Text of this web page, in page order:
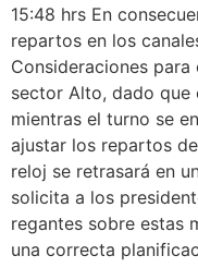
15:48 hrs En
repartos en los
Consideraciones
sector Alto, dado que
mientras el turno se
ajustar los repartos
reloj se retrasará en
solicita a los
regantes sobre estas
una correcta